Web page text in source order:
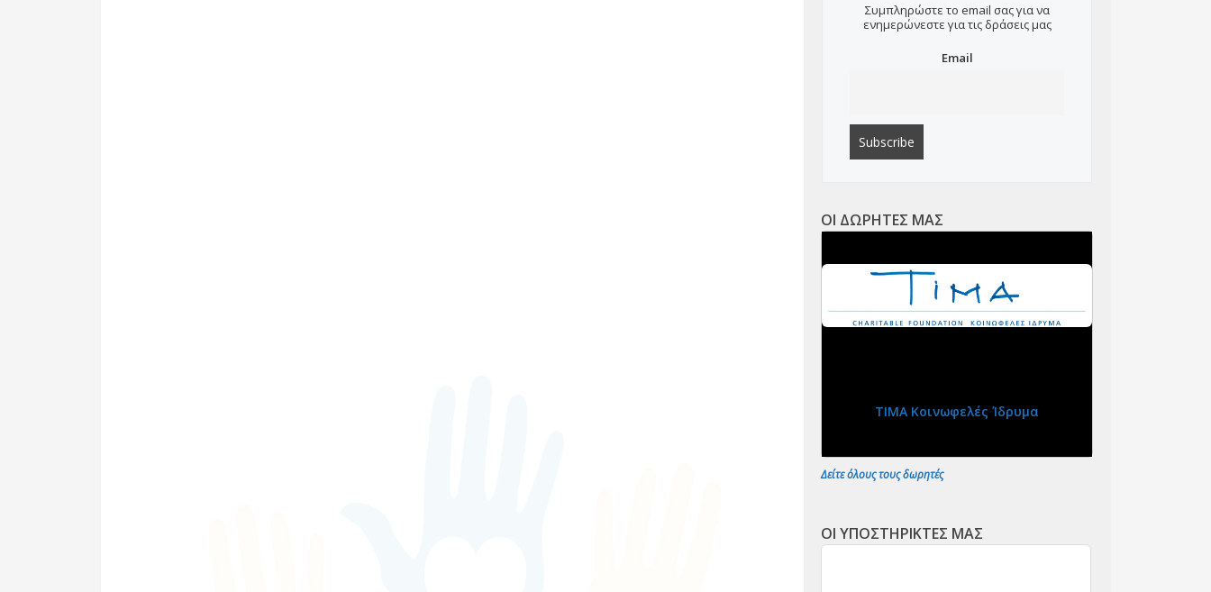
Συμπληρώστε το email σας για να
ενημερώνεστε για τις δράσεις μας
Email
ΟΙ ΔΩΡΗΤΕΣ ΜΑΣ
ΤΙΜΑ Κοινωφελές Ίδρυμα
Δείτε όλους τους δωρητές
ΟΙ ΥΠΟΣΤΗΡΙΚΤΕΣ ΜΑΣ